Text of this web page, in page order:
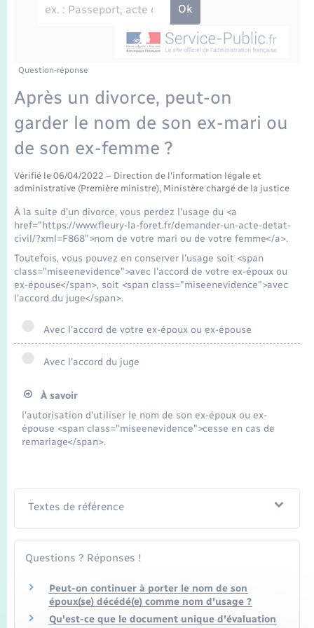
Etat-civil - Papiers - Citoyenneté
Parrainage civil
Recensement
Concessions funéraires
Nouvel habitant
Numérique
Organisation d’événement
Sécurité - Prévention
Seniors
Transports
Transports scolaires
Voirie et espace public
Travaux - Autorisation d’occupation de l’espace
Plan interactif
La Communauté de communes
Question-réponse
Après un divorce, peut-on
garder le nom de son ex-mari ou
de son ex-femme ?
Vérifié le 06/04/2022 – Direction de l'information légale et
administrative (Première ministre), Ministère chargé de la justice
À la suite d'un divorce, vous perdez l'usage du <a
href="https://www.fleury-la-foret.fr/demander-un-acte-detat-
civil/?xml=F868">nom de votre mari ou de votre femme</a>.
Toutefois, vous pouvez en conserver l'usage soit <span
class="miseenevidence">avec l'accord de votre ex-époux ou
ex-épouse</span>, soit <span class="miseenevidence">avec
l'accord du juge</span>.
Avec l'accord de votre ex-époux ou ex-épouse
Avec l'accord du juge
À savoir
l'autorisation d'utiliser le nom de son ex-époux ou ex-
épouse <span class="miseenevidence">cesse en cas de
remariage</span>.
Textes de référence
Questions ? Réponses !
Peut-on continuer à porter le nom de son
époux(se) décédé(e) comme nom d'usage ?
Qu'est-ce que le document unique d'évaluation